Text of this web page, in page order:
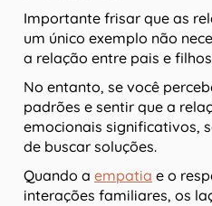
Importante frisar que as
um único exemplo não
a relação entre pais e
No entanto, se você
padrões e sentir que a
emocionais significativos,
de buscar soluções.
Quando a empatia e o
interações familiares, os